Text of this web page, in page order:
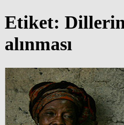
Etiket:
alınması